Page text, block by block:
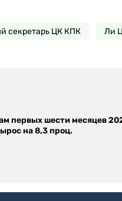
секретарь ЦК КПК Ли
первых шести месяцев
на 8,3 проц.